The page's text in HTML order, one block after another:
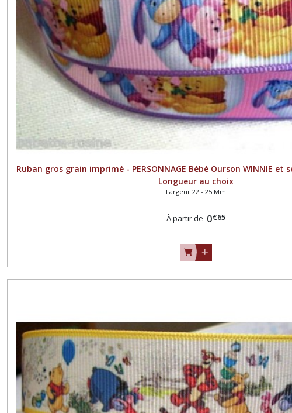
Ruban gros grain imprimé - PERSONNAGE Bébé Ourson WINNIE et
Longueur au choix
Largeur 22 - 25 Mm
À partir de 0€65